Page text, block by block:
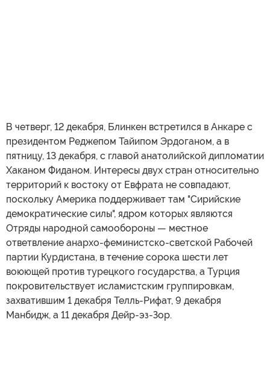
В четверг, 12 декабря, Блинкен встретился в Анкаре с
президентом Реджепом Тайипом Эрдоганом, а в
пятницу, 13 декабря, с главой анатолийской дипломатии
Хаканом Фиданом. Интересы двух стран относительно
территорий к востоку от Евфрата не совпадают,
поскольку Америка поддерживает там "Сирийские
демократические силы", ядром которых являются
Отряды народной самообороны — местное
ответвление анархо-феминистско-светской Рабочей
партии Курдистана, в течение сорока шести лет
воюющей против турецкого государства, а Турция
покровительствует исламистским группировкам,
захватившим 1 декабря Телль-Рифат, 9 декабря
Манбидж, а 11 декабря Дейр-эз-Зор.